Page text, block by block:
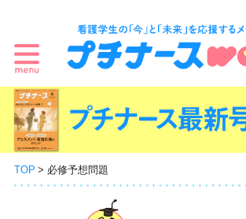
TOP 必修予想問題